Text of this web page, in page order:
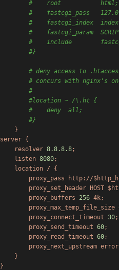
#    root           html;
#    fastcgi_pass
#    fastcgi_index
#    fastcgi_param
#    include
#}
# deny access to
# concurs with nginx's
#
#location ~ /\.ht {
#    deny  all;
#}
}
server {
resolver 8.8.8.8;
listen 8080;
location /
{
proxy_pass
http://
proxy_set_header
HOST
proxy_buffers
256 4k;
proxy_max_temp_file_size
proxy_connect_timeout 30;
proxy_send_timeout 60;
proxy_read_timeout 60;
proxy_next_upstream error
}
}